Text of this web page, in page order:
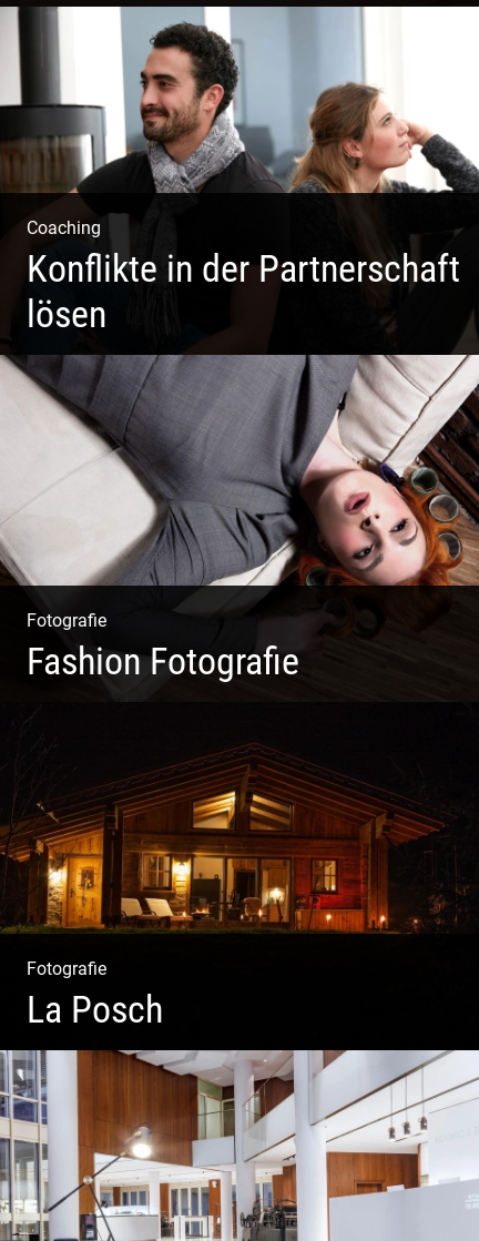
Kommunikationsfotografie | Branding mit Bildwelten |
Markenerlebnisse | Corporate Design
Coaching
Konflikte in der Partnerschaft
lösen
Paar Coaching – Der Weg in die Leichtigkeit und
Harmonie
Fotografie
Fashion Fotografie
Fotografie
La Posch
Kuschelige Chalets | Traumhaftes Tirol | Luxuriöse
Auszeit | Alpiner Lifestyle